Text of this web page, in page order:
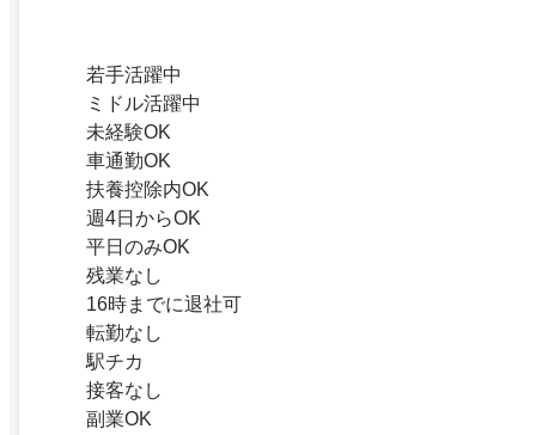
若手活躍中
ミドル活躍中
未経験OK
車通勤OK
扶養控除内OK
週4日からOK
平日のみOK
残業なし
16時までに退社可
転勤なし
駅チカ
接客なし
副業OK